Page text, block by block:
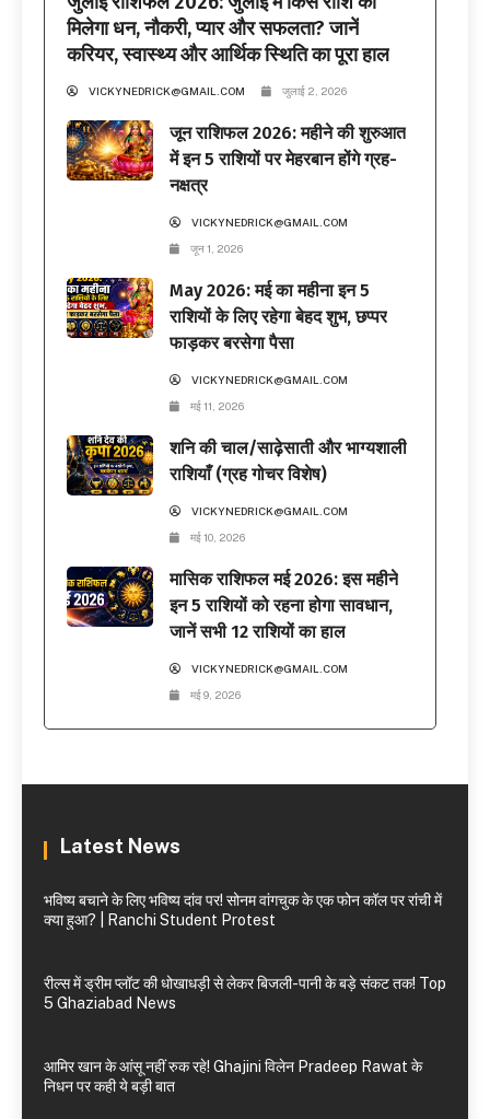
मिलेगा धन, नौकरी, प्यार और सफलता? जानें
करियर, स्वास्थ्य और आर्थिक स्थिति का पूरा हाल
VICKYNEDRICK@GMAIL.COM जुलाई 2, 2026
जून राशिफल 2026: महीने की शुरुआत
में इन 5 राशियों पर मेहरबान होंगे ग्रह-
नक्षत्र
VICKYNEDRICK@GMAIL.COM
जून 1, 2026
May 2026: मई का महीना इन 5
राशियों के लिए रहेगा बेहद शुभ, छप्पर
फाड़कर बरसेगा पैसा
VICKYNEDRICK@GMAIL.COM
मई 11, 2026
शनि की चाल/साढ़ेसाती और भाग्यशाली
राशियाँ (ग्रह गोचर विशेष)
VICKYNEDRICK@GMAIL.COM
मई 10, 2026
मासिक राशिफल मई 2026: इस महीने
इन 5 राशियों को रहना होगा सावधान,
जानें सभी 12 राशियों का हाल
VICKYNEDRICK@GMAIL.COM
मई 9, 2026
Latest News
भविष्य बचाने के लिए भविष्य दांव पर! सोनम वांगचुक के एक फोन कॉल पर रांची में
क्या हुआ? | Ranchi Student Protest
रील्स में ड्रीम प्लॉट की धोखाधड़ी से लेकर बिजली-पानी के बड़े संकट तक! Top
5 Ghaziabad News
आमिर खान के आंसू नहीं रुक रहे! Ghajini विलेन Pradeep Rawat के
निधन पर कही ये बड़ी बात